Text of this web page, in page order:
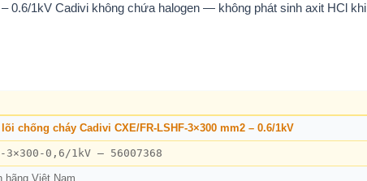
0.6/1kV Cadivi không chứa halogen — không phát sinh axit HCl khi
chống cháy Cadivi CXE/FR-LSHF-3×300 mm2 – 0.6/1kV
3×300-0,6/1kV – 56007368